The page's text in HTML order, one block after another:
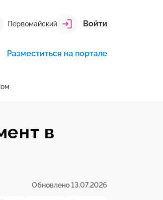
Первомайский Войти
Разместиться на портале
в
Обновлено 13.07.2026